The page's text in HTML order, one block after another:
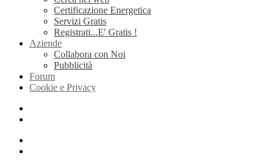
Certificazione Energetica
Servizi Gratis
Registrati...E' Gratis !
Aziende
Collabora con Noi
Pubblicità
Forum
Cookie e Privacy